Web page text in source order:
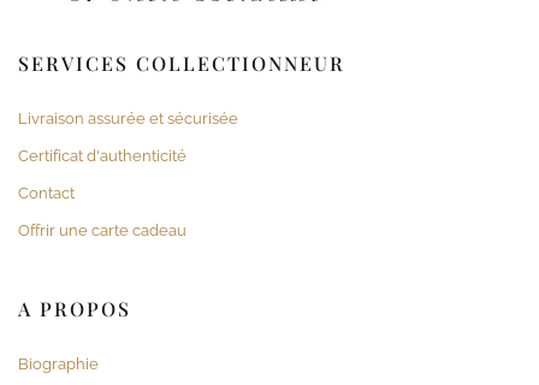
SERVICES COLLECTIONNEUR
Livraison assurée et sécurisée
Certificat d'authenticité
Contact
Offrir une carte cadeau
A PROPOS
Biographie